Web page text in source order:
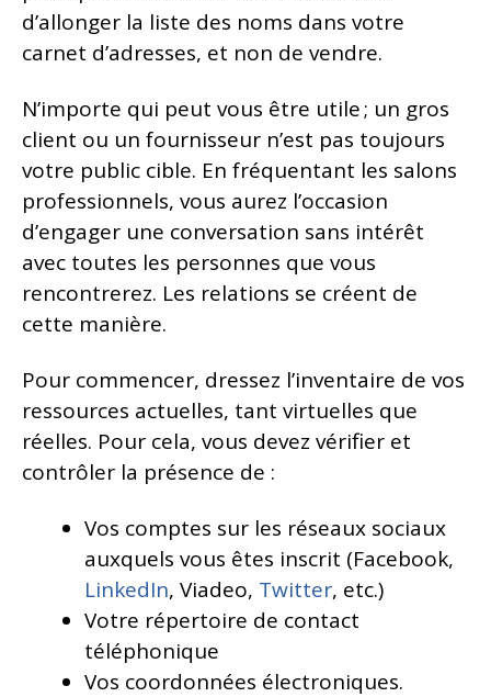
d’allonger la liste des noms dans votre
carnet d’adresses, et non de vendre.
N’importe qui peut vous être utile ; un gros
client ou un fournisseur n’est pas toujours
votre public cible. En fréquentant les salons
professionnels, vous aurez l’occasion
d’engager une conversation sans intérêt
avec toutes les personnes que vous
rencontrerez. Les relations se créent de
cette manière.
Pour commencer, dressez l’inventaire de vos
ressources actuelles, tant virtuelles que
réelles. Pour cela, vous devez vérifier et
contrôler la présence de :
Vos comptes sur les réseaux sociaux
auxquels vous êtes inscrit (Facebook,
LinkedIn, Viadeo, Twitter, etc.)
Votre répertoire de contact
téléphonique
Vos coordonnées électroniques.